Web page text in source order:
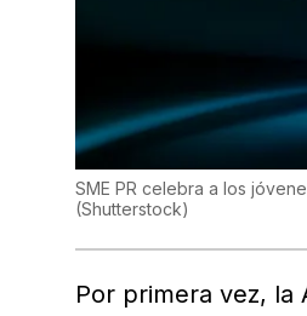
SME PR celebra a los
(Shutterstock)
Por primera vez, la